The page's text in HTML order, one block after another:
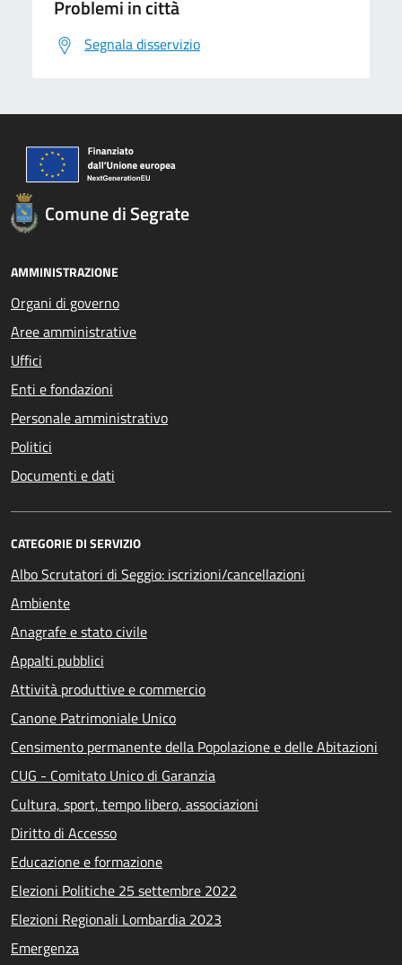
Problemi in città
Segnala disservizio
Comune di Segrate
AMMINISTRAZIONE
Organi di governo
Aree amministrative
Uffici
Enti e fondazioni
Personale amministrativo
Politici
Documenti e dati
CATEGORIE DI SERVIZIO
Albo Scrutatori di Seggio: iscrizioni/cancellazioni
Ambiente
Anagrafe e stato civile
Appalti pubblici
Attività produttive e commercio
Canone Patrimoniale Unico
Censimento permanente della Popolazione e delle Abitazioni
CUG - Comitato Unico di Garanzia
Cultura, sport, tempo libero, associazioni
Diritto di Accesso
Educazione e formazione
Elezioni Politiche 25 settembre 2022
Elezioni Regionali Lombardia 2023
Emergenza